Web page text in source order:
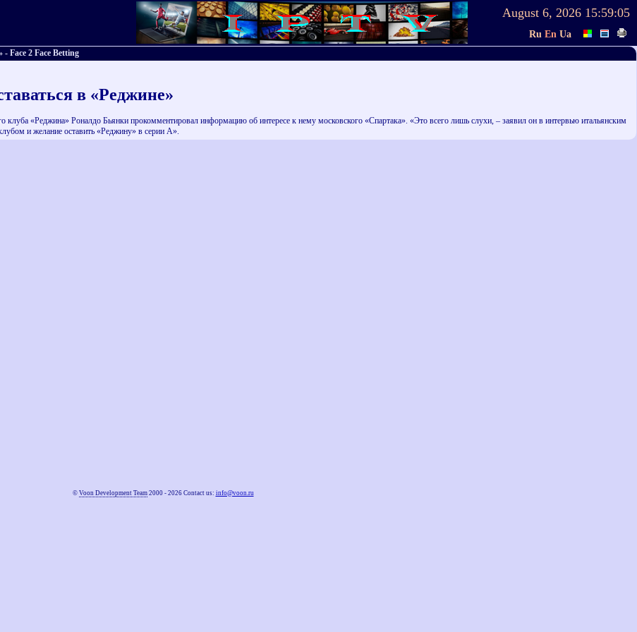
August 6, 2026 15:59:05
Ru En Ua
Face 2 Face Betting
в «Реджине»
клуба «Реджина» Роналдо Бьянки прокомментировал информацию об интересе к нему московского «Спартака». «Это всего лишь слухи, – заявил он в интервью итальянским
и желание оставить «Реджину» в серии А».
© Voon Development Team2000 - 2026 Contact us: info@voon.ru